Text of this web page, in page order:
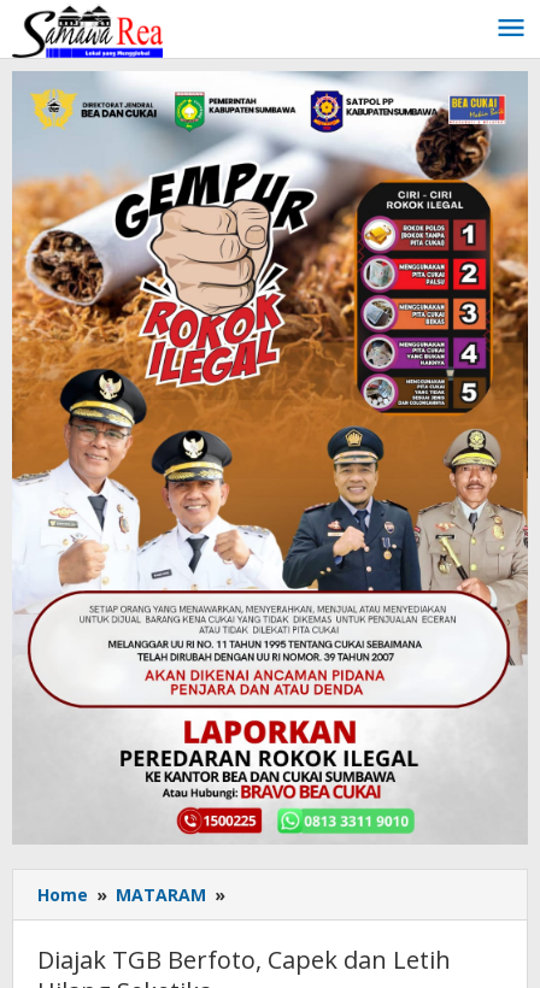
Lewati
konten
Home » MATARAM »
TGB
Capek
Diajak TGB Berfoto, Capek dan Letih